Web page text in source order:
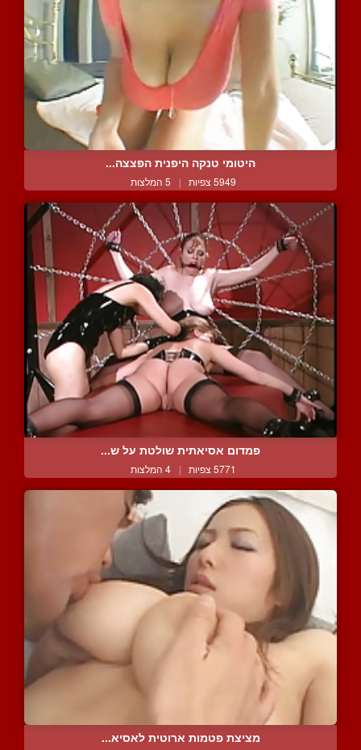
היטומי טנקה היפנית הפצצה...
5949 צפיות | 5 המלצות
פמדום אסיאתית שולטת על ש...
5771 צפיות | 4 המלצות
מציצת פטמות ארוטית לאסיא...